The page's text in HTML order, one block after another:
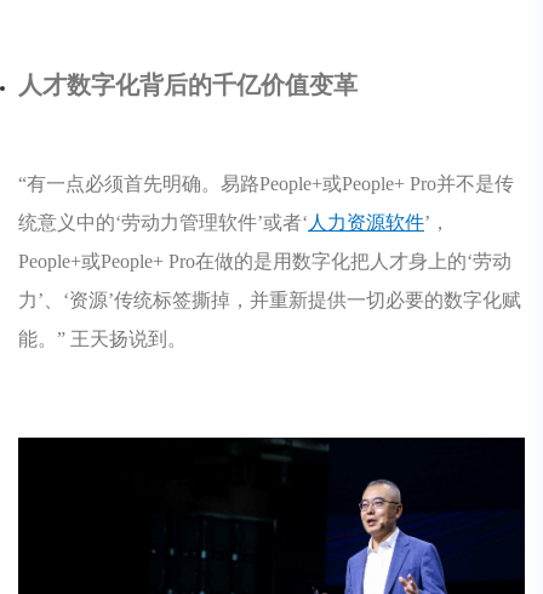
人才数字化背后的千亿价值变革
“有一点必须首先明确。易路People+或People+ Pro并不是传
统意义中的‘劳动力管理软件’或者‘ 人力资源软件’，
People+或People+ Pro在做的是用数字化把人才身上的‘劳动
力’、‘资源’传统标签撕掉，并重新提供一切必要的数字化赋
能。” 王天扬说到。